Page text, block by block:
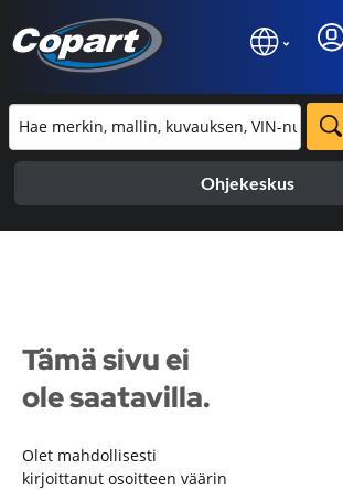
Ohjekeskus
Tämä sivu ei
ole saatavilla.
Olet mahdollisesti
kirjoittanut osoitteen väärin